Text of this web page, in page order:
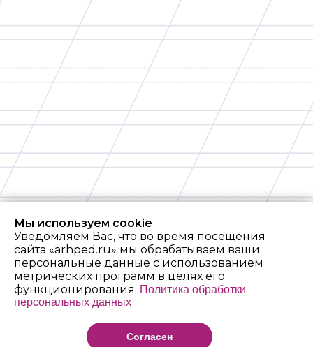
Архангельский
Мы используем cookie
Уведомляем Вас, что во время посещения
сайта «arhped.ru» мы обрабатываем ваши
персональные данные с использованием
метрических программ в целях его
функционирования. Политика обработки
персональных данных
Согласен